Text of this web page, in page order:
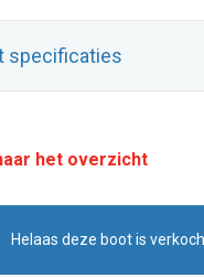
specificaties
het overzicht
Helaas deze boot is